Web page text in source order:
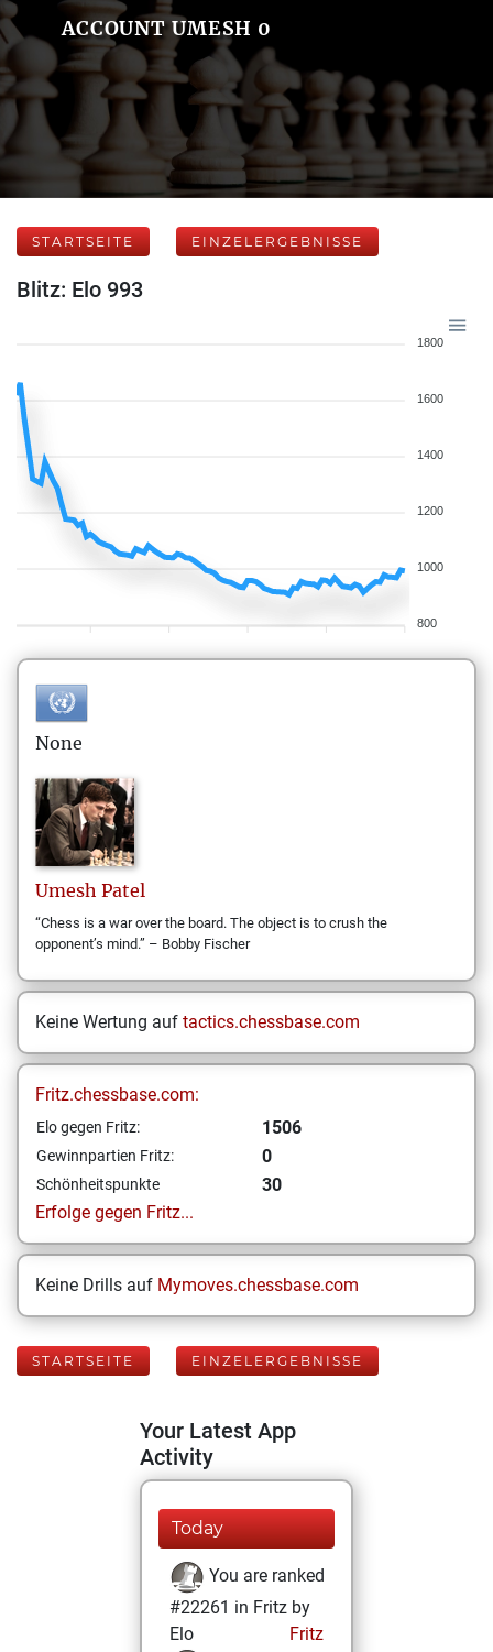
ACCOUNT UMESH 0
STARTSEITE EINZELERGEBNISSE
Blitz: Elo 993
1800
1600
1400
1200
1000
800
None
Umesh Patel
“Chess is a war over the board. The object is to crush the
opponent’s mind.” – Bobby Fischer
Keine Wertung auf tactics.chessbase.com
Fritz.chessbase.com:
Elo gegen Fritz: 1506
Gewinnpartien Fritz: 0
Schönheitspunkte
30
Erfolge gegen Fritz...
Keine Drills auf Mymoves.chessbase.com
STARTSEITE EINZELERGEBNISSE
Your Latest App
Activity
Today
You are ranked
#22261 in Fritz by
Elo
Fritz